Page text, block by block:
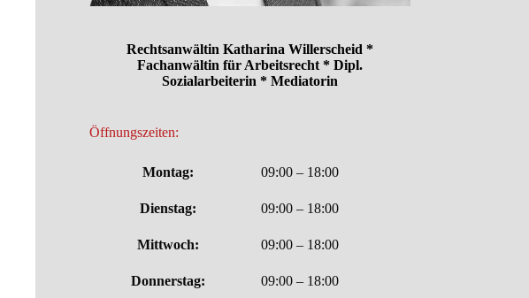
Rechtsanwältin Katharina Willerscheid *
Fachanwältin für Arbeitsrecht * Dipl.
Sozialarbeiterin * Mediatorin
Öffnungszeiten:
Montag: 09:00 – 18:00
Dienstag: 09:00 – 18:00
Mittwoch: 09:00 – 18:00
Donnerstag: 09:00 – 18:00